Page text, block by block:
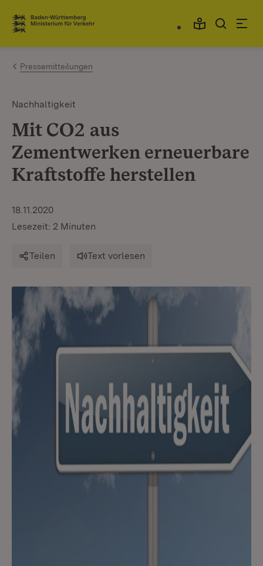
Zum Inhalt springen
Link zur Startseite
Pressemitteilungen
Nachhaltigkeit
Mit CO2 aus
Zementwerken erneuerbare
Kraftstoffe herstellen
18.11.2020
Lesezeit: 2 Minuten
Teilen Text vorlesen